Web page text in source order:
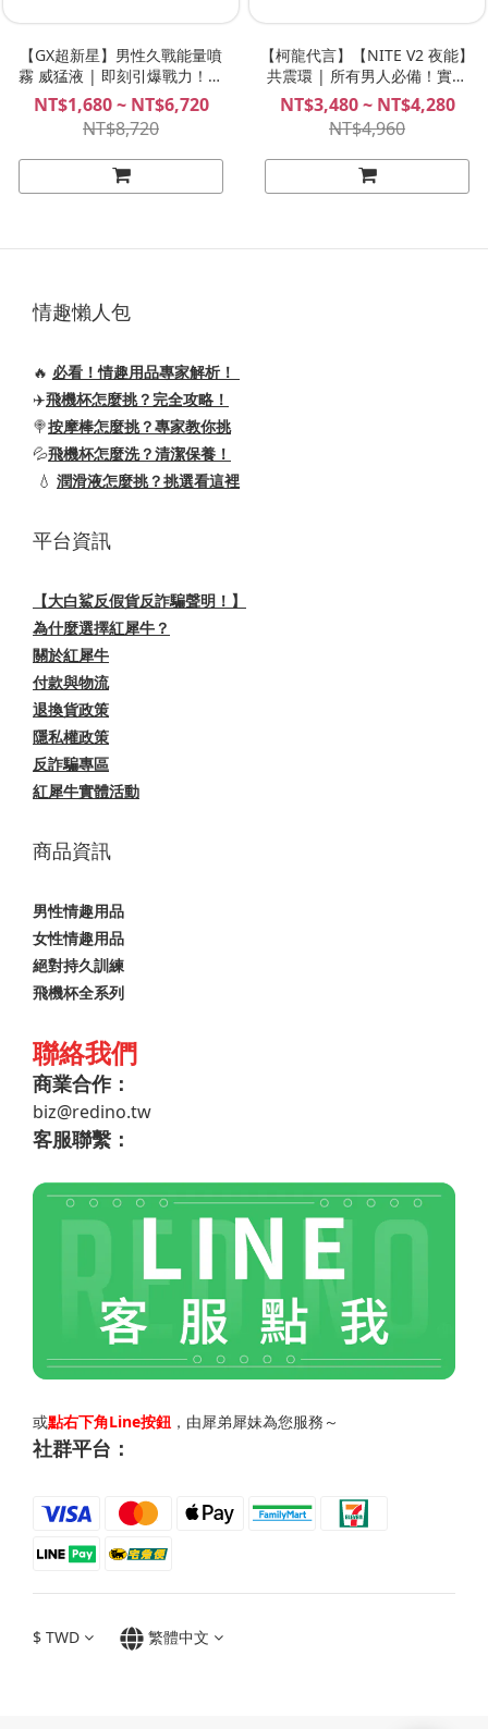
【GX超新星】男性久戰能量噴
霧 威猛液 | 即刻引爆戰力！獨
家技術植萃配方、讓男生超想
要！GX Supernova Energy
Explosion Spray
NT$1,680 ~ NT$6,720
NT$8,720
【柯龍代言】【NITE V2 夜能】
共震環 | 所有男人必備！實現
真正的潮噴！NITE 夜能 V2 共
振環
NT$3,480 ~ NT$4,280
NT$4,960
情趣懶人包
🔥 必看！情趣用品專家解析！
✈️飛機杯怎麼挑？完全攻略！
🍭按摩棒怎麼挑？專家教你挑
💦飛機杯怎麼洗？清潔保養！
💧 潤滑液怎麼挑？挑選看這裡
平台資訊
【大白鯊反假貨反詐騙聲明！】
為什麼選擇紅犀牛？
關於紅犀牛
付款與物流
退換貨政策
隱私權政策
反詐騙專區
紅犀牛實體活動
商品資訊
男性情趣用品
女性情趣用品
絕對持久訓練
飛機杯全系列
聯絡我們
商業合作：
biz@redino.tw
客服聯繫：
或點右下角Line按鈕 ，由犀弟犀妹為您服務～
社群平台：
$ TWD 繁體中文